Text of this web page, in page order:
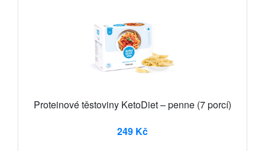
Proteinové těstoviny KetoDiet – penne (7 porcí)
249 Kč